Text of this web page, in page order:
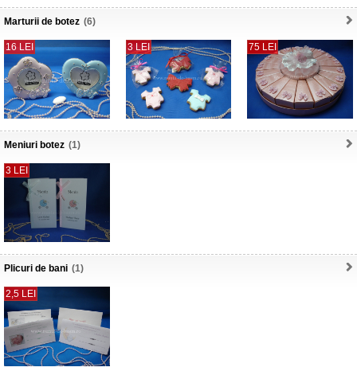
Marturii de botez (6)
16 LEI 3 LEI 75 LEI
Meniuri botez (1)
3 LEI
Plicuri de bani (1)
2,5 LEI